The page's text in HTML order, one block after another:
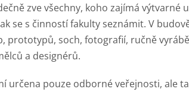
zve všechny, koho zajímá výtvarné
se s činností fakulty seznámit. V
prototypů, soch, fotografií, ručně
a designérů.
určena pouze odborné veřejnosti, ale